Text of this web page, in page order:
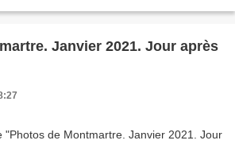
Janvier 2021. Jour après